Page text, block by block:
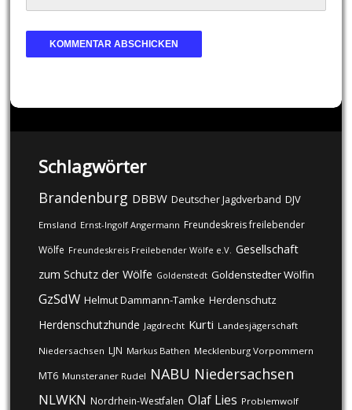
Schlagwörter
Brandenburg DBBW Deutscher Jagdverband DJV
Emsland Ernst-Ingolf Angermann Freundeskreis freilebender
Wölfe Freundeskreis Freilebender Wölfe e.V. Gesellschaft
zum Schutz der Wölfe Goldenstedt Goldenstedter Wölfin
GzSdW Helmut Dammann-Tamke Herdenschutz
Herdenschutzhunde Jagdrecht Kurti Landesjägerschaft
Niedersachsen LJN Markus Bathen Mecklenburg Vorpommern
MT6 Munsteraner Rudel NABU Niedersachsen
NLWKN Nordrhein-Westfalen Olaf Lies Problemwolf